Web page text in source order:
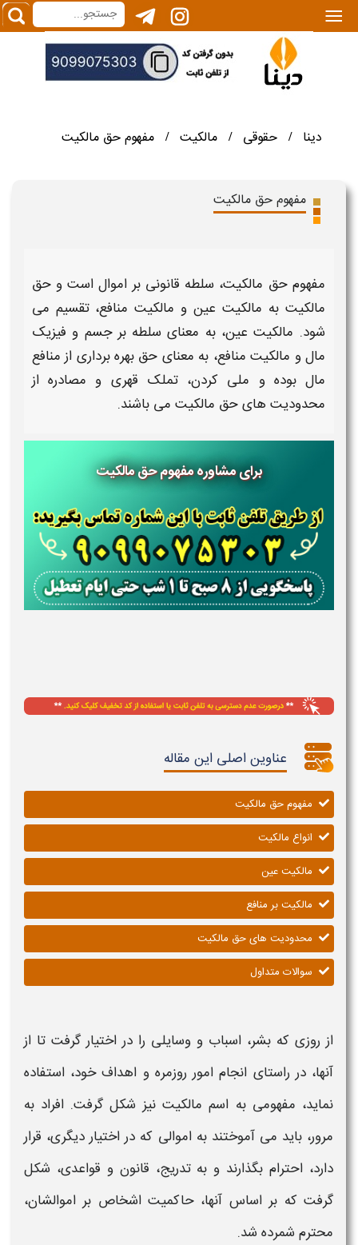
|||
دینا / حقوقی / مالکیت / مفهوم حق مالکیت
مفهوم حق مالکیت
مفهوم حق مالکیت، سلطه قانونی بر اموال است و حق
مالکیت به مالکیت عین و مالکیت منافع، تقسیم می
شود. مالکیت عین، به معنای سلطه بر جسم و فیزیک
مال و مالکیت منافع، به معنای حق بهره برداری از منافع
مال بوده و ملی کردن، تملک قهری و مصادره از
محدودیت هایحق مالکیت می باشند.
برای مشاوره مفهوم حق مالکیت
عناوین اصلی این مقاله
مفهوم حق مالکیت
انواع مالکیت
مالکیت عین
مالکیت بر منافع
محدودیت های حق مالکیت
سوالات متداول
از روزی که بشر، اسباب و وسایلی را در اختیار گرفت تا از
آنها، در راستای انجام امور روزمره و اهداف خود، استفاده
نماید، مفهومی به اسم مالکیت نیز شکل گرفت. افراد به
مرور، باید می آموختند به اموالی که در اختیار دیگری، قرار
دارد، احترام بگذارند و به تدریج، قانون و قواعدی، شکل
گرفت که بر اساس آنها، حاکمیت اشخاص بر اموالشان،
محترم شمرده شد.